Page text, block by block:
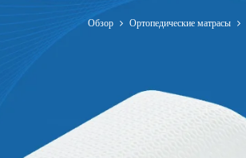
Обзор Ортопедические матрасы